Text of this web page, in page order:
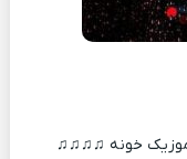
موزیک خونه ♫♫♫♫